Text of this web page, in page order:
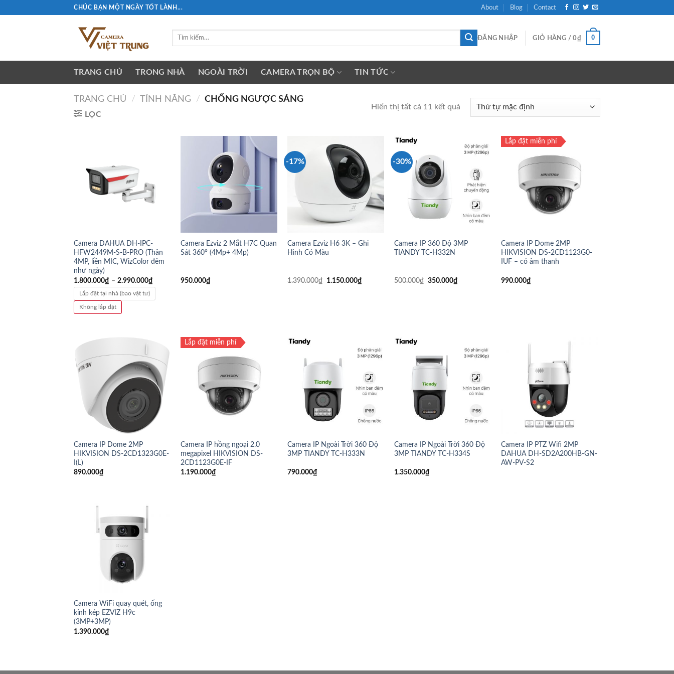
CHÚC BẠN MỘT NGÀY TỐT LÀNH... About Blog Contact
Tìm
ĐĂNG NHẬP GIỎ HÀNG /0₫ 0
TRANG CHỦ TRONG NHÀ NGOÀI TRỜI CAMERA TRỌN BỘ TIN TỨC
TRANG CHỦ / TÍNH NĂNG / CHỐNG NGƯỢC SÁNG
LỌC
Hiển thị tất cả 11 kết quả
Camera DAHUA DH-IPC-
HFW2449M-S-B-PRO (Thân
4MP, liền MIC, WizColor đêm
như ngày)
1.800.000₫ – 2.990.000₫
Lắp đặt tại nhà (bao vật tư)
Không lắp đặt
Camera Ezviz 2 Mắt H7C Quan
Sát 360° (4Mp+ 4Mp)
950.000₫
-17%
Camera Ezviz H6 3K – Ghi
Hình Có Màu
1.390.000₫ 1.150.000₫
-30%
Camera IP 360 Độ 3MP
TIANDY TC-H332N
500.000₫ 350.000₫
Lắp đặt miễn phí
Camera IP Dome 2MP
HIKVISION DS-2CD1123G0-
IUF – có âm thanh
990.000₫
Camera IP Dome 2MP
HIKVISION DS-2CD1323G0E-
I(L)
890.000₫
Lắp đặt miễn phí
Camera IP hồng ngoại 2.0
megapixel HIKVISION DS-
2CD1123G0E-IF
1.190.000₫
Camera IP Ngoài Trời 360 Độ
3MP TIANDY TC-H333N
790.000₫
Camera IP Ngoài Trời 360 Độ
3MP TIANDY TC-H334S
1.350.000₫
Camera IP PTZ Wifi 2MP
DAHUA DH-SD2A200HB-GN-
AW-PV-S2
Camera WiFi quay quét, ống
kính kép EZVIZ H9c
(3MP+3MP)
1.390.000₫